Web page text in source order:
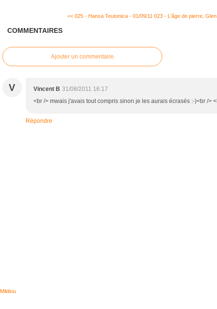
<< 025 - Hansa Teutonica - 01/09/11 023 - L'âge de pierre,
COMMENTAIRES
Ajouter un commentaire
V Vincent B 31/08/2011 16:17
<br /> mwais j'avais tout compris sinon je les aurais écrasés :-)<br />
Répondre
Mildiou